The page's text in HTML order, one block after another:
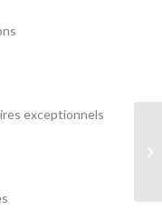
exceptionnels